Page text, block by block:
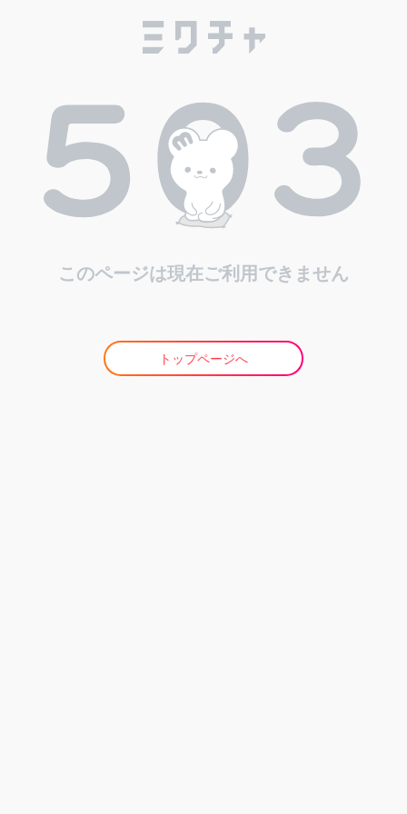
このページは現在ご利用できません